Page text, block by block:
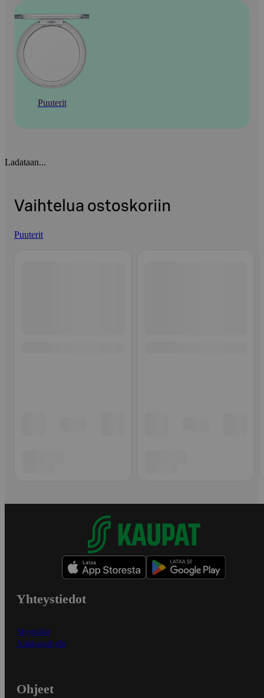
Puuterit
Ladataan...
Vaihtelua ostoskoriin
Puuterit
Yhteystiedot
Myymälät
Asiakaspalvelu
Ohjeet